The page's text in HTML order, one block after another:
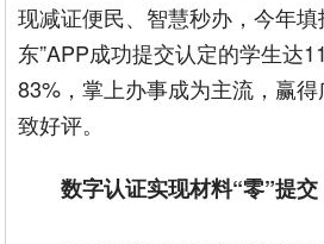
现减证便民、智慧秒办，今年填
东”APP成功提交认定的学生达
83%，掌上办事成为主流，赢
致好评。
数字认证实现材料“零”提交